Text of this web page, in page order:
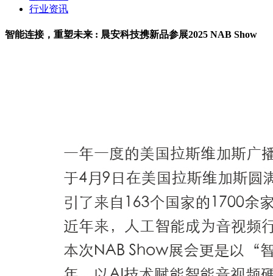
行业资讯
智能连接，重塑未来 : 晨安科技携新品参展2025 NAB Show